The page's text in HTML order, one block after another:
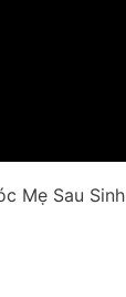
Mẹ Sau Sinh